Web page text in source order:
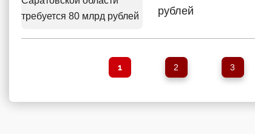
рублей
1 2 3